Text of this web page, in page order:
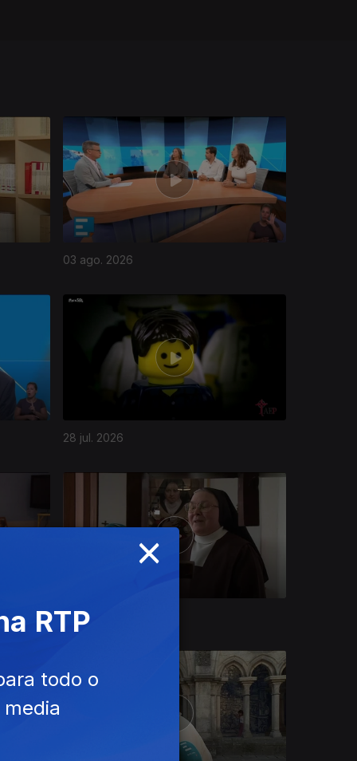
03 ago. 2026
28 jul. 2026
22 jul. 2026
×
RTP
todo o